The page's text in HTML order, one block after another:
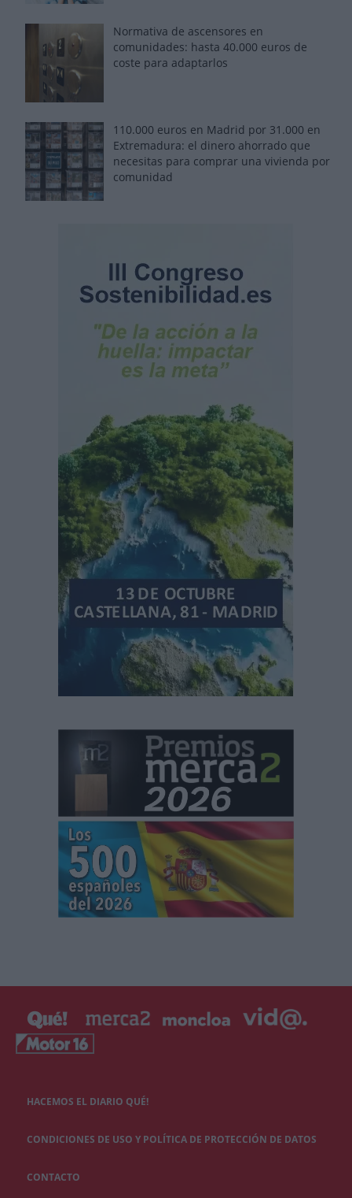
Normativa de ascensores en
comunidades: hasta 40.000 euros de
coste para adaptarlos
110.000 euros en Madrid por 31.000 en
Extremadura: el dinero ahorrado que
necesitas para comprar una vivienda por
comunidad
HACEMOS EL DIARIO QUÉ!
CONDICIONES DE USO Y POLÍTICA DE PROTECCIÓN DE DATOS
CONTACTO